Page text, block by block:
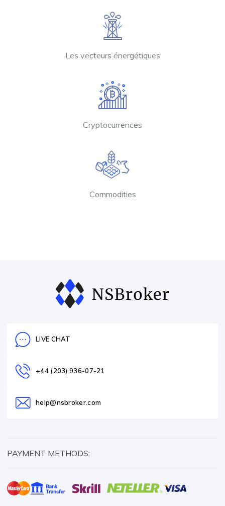
Les vecteurs énergétiques
Cryptocurrences
Commodities
LIVE CHAT
+44 (203) 936-07-21
help@nsbroker.com
PAYMENT METHODS: